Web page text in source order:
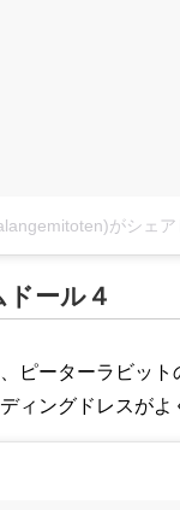
がシェア
ール４
ピーターラビット
ィングドレスが